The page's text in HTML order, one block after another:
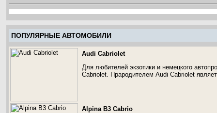
ПОПУЛЯРНЫЕ АВТОМОБИЛИ
Audi Cabriolet
Для любителей экзотики и немецкого
Cabriolet. Прародителем Audi Cabriolet
Alpina B3 Cabrio